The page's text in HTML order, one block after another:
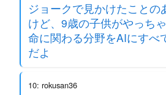
ジョークで見かけたことの
けど、9歳の子供がやっち
命に関わる分野をAIにすべ
だよ
10: rokusan36